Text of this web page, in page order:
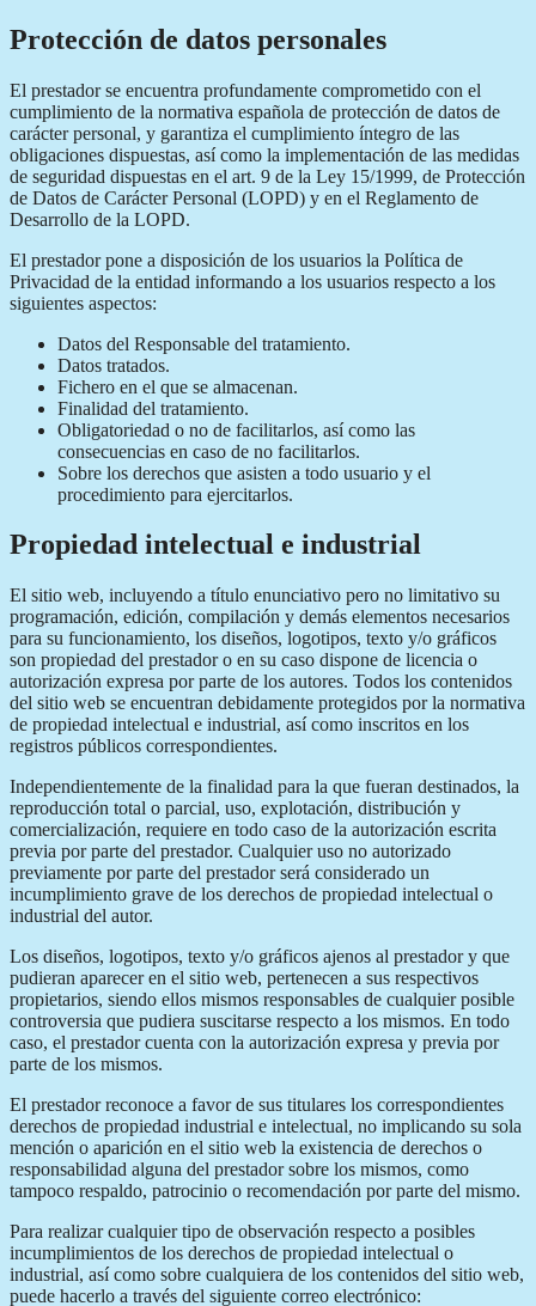
Protección de datos personales
El prestador se encuentra profundamente comprometido con el
cumplimiento de la normativa española de protección de datos de
carácter personal, y garantiza el cumplimiento íntegro de las
obligaciones dispuestas, así como la implementación de las medidas
de seguridad dispuestas en el art. 9 de la Ley 15/1999, de Protección
de Datos de Carácter Personal (LOPD) y en el Reglamento de
Desarrollo de la LOPD.
El prestador pone a disposición de los usuarios la Política de
Privacidad de la entidad informando a los usuarios respecto a los
siguientes aspectos:
Datos del Responsable del tratamiento.
Datos tratados.
Fichero en el que se almacenan.
Finalidad del tratamiento.
Obligatoriedad o no de facilitarlos, así como las
consecuencias en caso de no facilitarlos.
Sobre los derechos que asisten a todo usuario y el
procedimiento para ejercitarlos.
Propiedad intelectual e industrial
El sitio web, incluyendo a título enunciativo pero no limitativo su
programación, edición, compilación y demás elementos necesarios
para su funcionamiento, los diseños, logotipos, texto y/o gráficos
son propiedad del prestador o en su caso dispone de licencia o
autorización expresa por parte de los autores. Todos los contenidos
del sitio web se encuentran debidamente protegidos por la normativa
de propiedad intelectual e industrial, así como inscritos en los
registros públicos correspondientes.
Independientemente de la finalidad para la que fueran destinados, la
reproducción total o parcial, uso, explotación, distribución y
comercialización, requiere en todo caso de la autorización escrita
previa por parte del prestador. Cualquier uso no autorizado
previamente por parte del prestador será considerado un
incumplimiento grave de los derechos de propiedad intelectual o
industrial del autor.
Los diseños, logotipos, texto y/o gráficos ajenos al prestador y que
pudieran aparecer en el sitio web, pertenecen a sus respectivos
propietarios, siendo ellos mismos responsables de cualquier posible
controversia que pudiera suscitarse respecto a los mismos. En todo
caso, el prestador cuenta con la autorización expresa y previa por
parte de los mismos.
El prestador reconoce a favor de sus titulares los correspondientes
derechos de propiedad industrial e intelectual, no implicando su sola
mención o aparición en el sitio web la existencia de derechos o
responsabilidad alguna del prestador sobre los mismos, como
tampoco respaldo, patrocinio o recomendación por parte del mismo.
Para realizar cualquier tipo de observación respecto a posibles
incumplimientos de los derechos de propiedad intelectual o
industrial, así como sobre cualquiera de los contenidos del sitio web,
puede hacerlo a través del siguiente correo electrónico: